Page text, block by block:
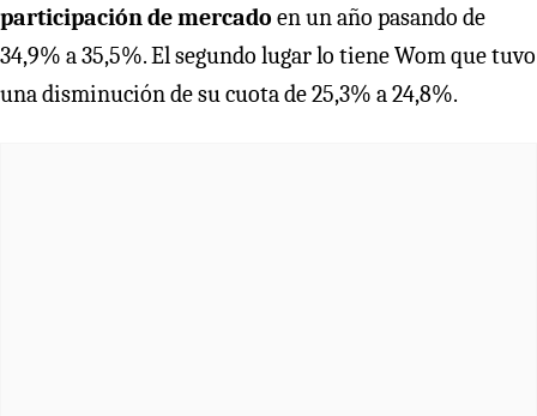
participación de mercado en un año pasando de
34,9% a 35,5%. El segundo lugar lo tiene Wom que tuvo
una disminución de su cuota de 25,3% a 24,8%.